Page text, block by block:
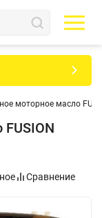
моторное масло
Сравнение